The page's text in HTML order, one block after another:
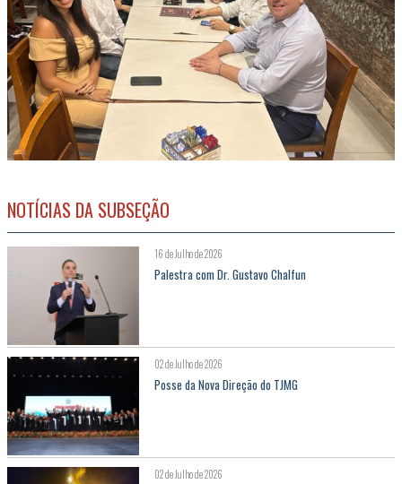
NOTÍCIAS DA SUBSEÇÃO
16 de Julho de 2026
Palestra com Dr. Gustavo Chalfun
02 de Julho de 2026
Posse da Nova Direção do TJMG
02 de Julho de 2026